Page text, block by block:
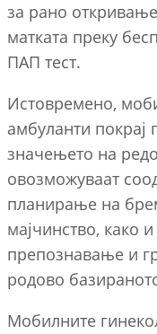
за рано
матката преку
ПАП тест.
Истовремено,
амбуланти покрај
значењето на
овозможуваат
планирање на
мајчинство, како
препознавање и
родово
Мобилните